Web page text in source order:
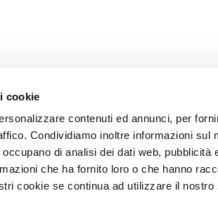
cookie
contenuti ed annunci, per
Condividiamo inoltre informazioni sul
di analisi dei dati web, pubblicità
che ha fornito loro o che hanno
cookie se continua ad utilizzare il nostro